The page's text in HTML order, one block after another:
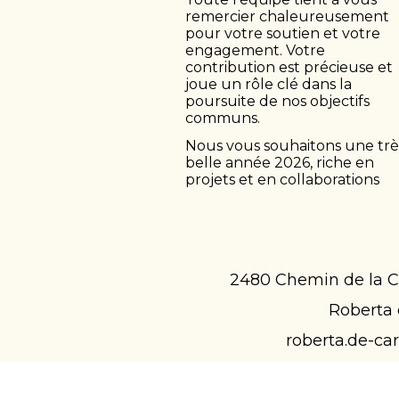
remercier chaleureusement
pour votre soutien et votre
engagement. Votre
contribution est précieuse et
joue un rôle clé dans la
poursuite de nos objectifs
communs.
Nous vous souhaitons une
belle année 2026, riche en
projets et en collaborations
2480 Chemin de la
Roberta
roberta.de-